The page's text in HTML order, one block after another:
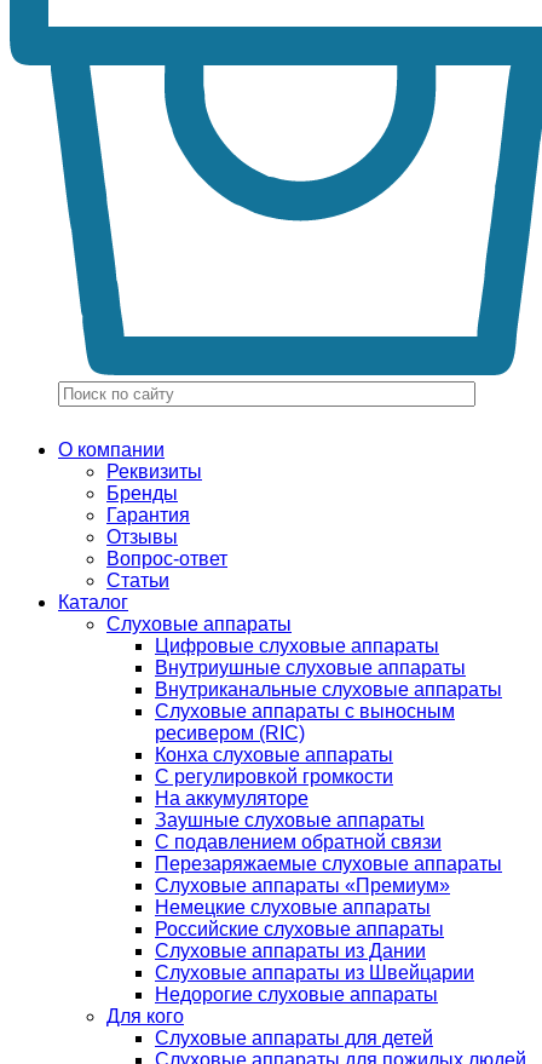
О компании
Реквизиты
Бренды
Гарантия
Отзывы
Вопрос-ответ
Статьи
Каталог
Слуховые аппараты
Цифровые слуховые аппараты
Внутриушные слуховые аппараты
Внутриканальные слуховые аппараты
Слуховые аппараты с выносным
ресивером (RIC)
Конха слуховые аппараты
С регулировкой громкости
На аккумуляторе
Заушные слуховые аппараты
C подавлением обратной связи
Перезаряжаемые слуховые аппараты
Слуховые аппараты «Премиум»
Немецкие слуховые аппараты
Российские слуховые аппараты
Слуховые аппараты из Дании
Слуховые аппараты из Швейцарии
Недорогие слуховые аппараты
Для кого
Слуховые аппараты для детей
Слуховые аппараты для пожилых людей